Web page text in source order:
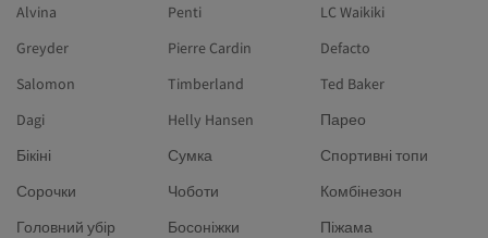
Alvina
Penti
LC Waikiki
Greyder
Pierre Cardin
Defacto
Salomon
Timberland
Ted Baker
Dagi
Helly Hansen
Парео
Бікіні
Сумка
Спортивні топи
Сорочки
Чоботи
Комбінезон
Головний убір
Босоніжки
Піжама